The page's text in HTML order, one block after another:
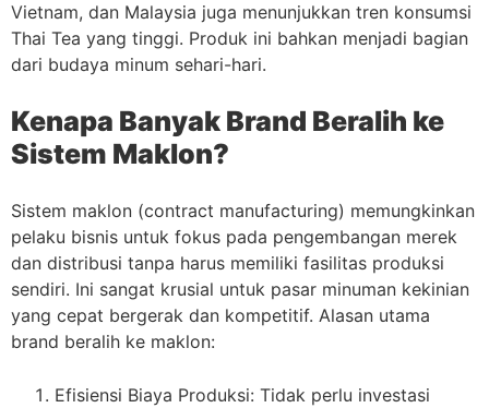
Vietnam, dan Malaysia juga menunjukkan tren konsumsi
Thai Tea yang tinggi. Produk ini bahkan menjadi bagian
dari budaya minum sehari-hari.
Kenapa Banyak Brand Beralih ke
Sistem Maklon?
Sistem maklon (contract manufacturing) memungkinkan
pelaku bisnis untuk fokus pada pengembangan merek
dan distribusi tanpa harus memiliki fasilitas produksi
sendiri. Ini sangat krusial untuk pasar minuman kekinian
yang cepat bergerak dan kompetitif. Alasan utama
brand beralih ke maklon:
Efisiensi Biaya Produksi: Tidak perlu investasi